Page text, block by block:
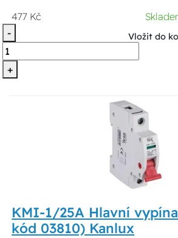
477 Kč
-
+
Vložit do
KMI-1/25A Hlavní
kód 03810) Kanlux